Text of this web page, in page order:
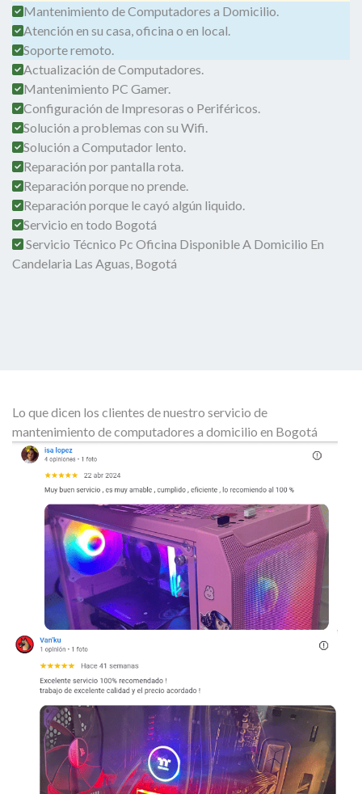
Mantenimiento de Computadores a Domicilio.
Atención en su casa, oficina o en local.
Soporte remoto.
Actualización de Computadores.
Mantenimiento PC Gamer.
Configuración de Impresoras o Periféricos.
Solución a problemas con su Wifi.
Solución a Computador lento.
Reparación por pantalla rota.
Reparación porque no prende.
Reparación porque le cayó algún liquido.
Servicio en todo Bogotá
Servicio Técnico Pc Oficina Disponible A Domicilio En
Candelaria Las Aguas, Bogotá
Lo que dicen los clientes de nuestro servicio de
mantenimiento de computadores a domicilio en Bogotá